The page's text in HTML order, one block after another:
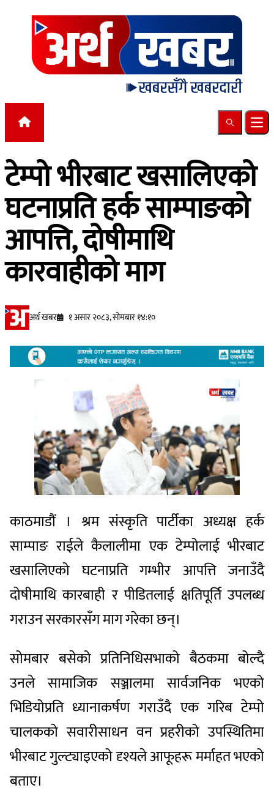
Skip to content
Search
टेम्पो भीरबाट खसालिएको
घटनाप्रति हर्क साम्पाङको
आपत्ति, दोषीमाथि
कारवाहीको माग
अर्थ खबर १ असार २०८३, सोमबार १४:१०
काठमाडौं । श्रम संस्कृति पार्टीका अध्यक्ष हर्क
साम्पाङ राईले कैलालीमा एक टेम्पोलाई भीरबाट
खसालिएको घटनाप्रति गम्भीर आपत्ति जनाउँदै
दोषीमाथि कारबाही र पीडितलाई क्षतिपूर्ति उपलब्ध
गराउन सरकारसँग माग गरेका छन्।
सोमबार बसेको प्रतिनिधिसभाको बैठकमा बोल्दै
उनले सामाजिक सञ्जालमा सार्वजनिक भएको
भिडियोप्रति ध्यानाकर्षण गराउँदै एक गरिब टेम्पो
चालकको सवारीसाधन वन प्रहरीको उपस्थितिमा
भीरबाट गुल्ट्याइएको दृश्यले आफूहरू मर्माहत भएको
बताए।